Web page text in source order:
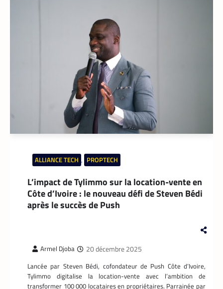
ALLIANCE TECH , PROPTECH
L’impact de Tylimmo sur la location-vente en
Côte d’Ivoire : le nouveau défi de Steven Bédi
après le succès de Push
Armel Djoba 20 décembre 2025
Lancée par Steven Bédi, cofondateur de Push Côte d’Ivoire,
Tylimmo digitalise la location-vente avec l’ambition de
transformer 100 000 locataires en propriétaires. Parrainée par
APPLICATION TECH AFRIQUE
Prosuma et Yango Food : un partenariat qui
La Rédaction 10 mai 2026
Food promet de transformer le commerce
ivoirien en stimulant l’emploi local,
digitalisant les métiers de la livraison et